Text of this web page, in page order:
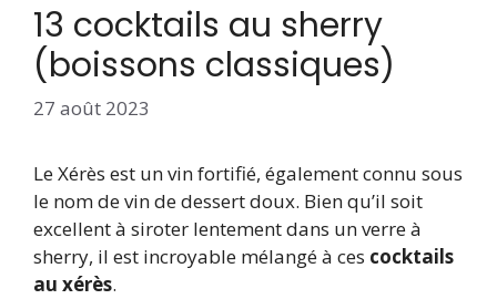
13 cocktails au sherry
(boissons classiques)
27 août 2023
Le Xérès est un vin fortifié, également connu sous
le nom de vin de dessert doux. Bien qu’il soit
excellent à siroter lentement dans un verre à
sherry, il est incroyable mélangé à ces cocktails
au xérès.